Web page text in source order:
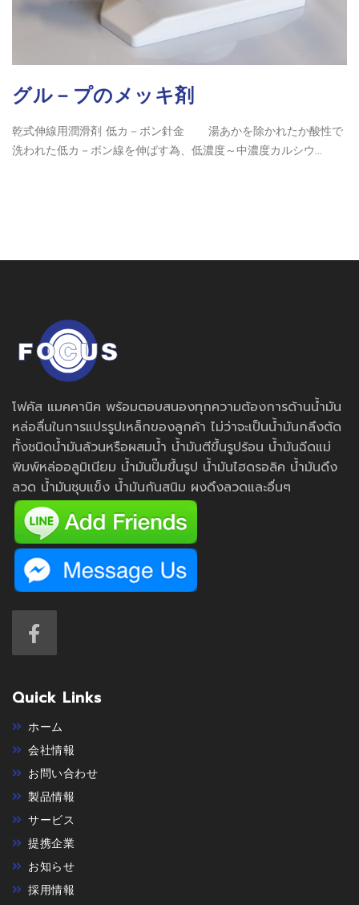
グル－プのメッキ剤
乾式伸線用潤滑剤 低カ－ボン針金 湯あかを除かれたか酸性で
洗われた低カ－ボン線を伸ばす為、低濃度～中濃度カルシウ...
โฟคัส แมคคานิค พร้อมตอบสนองทุกความต้องการด้านน้ำมัน
หล่อลื่นในการแปรรูปเหล็กของลูกค้า ไม่ว่าจะเป็นน้ำมันกลึงตัด
ทั้งชนิดน้ำมันล้วนหรือผสมน้ำ น้ำมันตีขึ้นรูปร้อน น้ำมันฉีดแม่
พิมพ์หล่ออลูมิเนียม น้ำมันปั๊มขึ้นรูป น้ำมันไฮดรอลิค น้ำมันดึง
ลวด น้ำมันชุบแข็ง น้ำมันกันสนิม ผงดึงลวดและอื่นๆ
Quick Links
ホーム
会社情報
お問い合わせ
製品情報
サービス
提携企業
お知らせ
採用情報